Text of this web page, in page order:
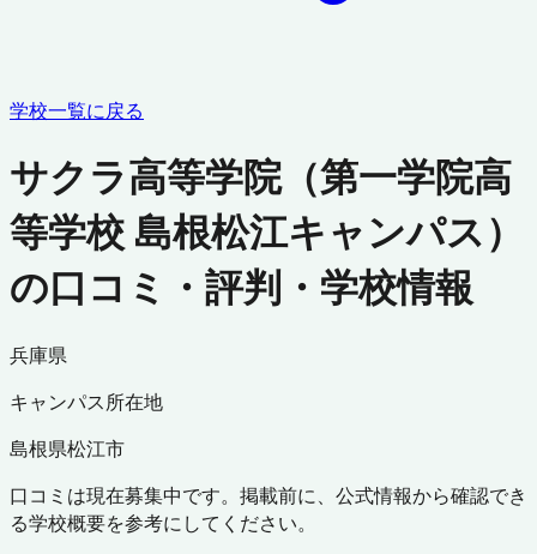
学校一覧に戻る
サクラ高等学院（第一学院高
等学校 島根松江キャンパス）
の口コミ・評判・学校情報
兵庫県
キャンパス所在地
島根県松江市
口コミは現在募集中です。掲載前に、公式情報から確認でき
る学校概要を参考にしてください。